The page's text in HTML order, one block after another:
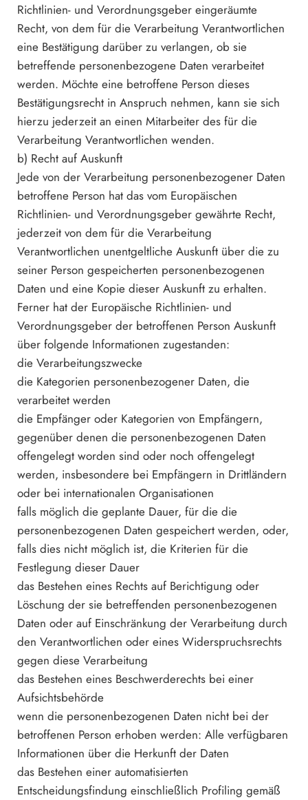
Richtlinien- und Verordnungsgeber eingeräumte
Recht, von dem für die Verarbeitung Verantwortlichen
eine Bestätigung darüber zu verlangen, ob sie
betreffende personenbezogene Daten verarbeitet
werden. Möchte eine betroffene Person dieses
Bestätigungsrecht in Anspruch nehmen, kann sie sich
hierzu jederzeit an einen Mitarbeiter des für die
Verarbeitung Verantwortlichen wenden.
b) Recht auf Auskunft
Jede von der Verarbeitung personenbezogener Daten
betroffene Person hat das vom Europäischen
Richtlinien- und Verordnungsgeber gewährte Recht,
jederzeit von dem für die Verarbeitung
Verantwortlichen unentgeltliche Auskunft über die zu
seiner Person gespeicherten personenbezogenen
Daten und eine Kopie dieser Auskunft zu erhalten.
Ferner hat der Europäische Richtlinien- und
Verordnungsgeber der betroffenen Person Auskunft
über folgende Informationen zugestanden:
die Verarbeitungszwecke
die Kategorien personenbezogener Daten, die
verarbeitet werden
die Empfänger oder Kategorien von Empfängern,
gegenüber denen die personenbezogenen Daten
offengelegt worden sind oder noch offengelegt
werden, insbesondere bei Empfängern in Drittländern
oder bei internationalen Organisationen
falls möglich die geplante Dauer, für die die
personenbezogenen Daten gespeichert werden, oder,
falls dies nicht möglich ist, die Kriterien für die
Festlegung dieser Dauer
das Bestehen eines Rechts auf Berichtigung oder
Löschung der sie betreffenden personenbezogenen
Daten oder auf Einschränkung der Verarbeitung durch
den Verantwortlichen oder eines Widerspruchsrechts
gegen diese Verarbeitung
das Bestehen eines Beschwerderechts bei einer
Aufsichtsbehörde
wenn die personenbezogenen Daten nicht bei der
betroffenen Person erhoben werden: Alle verfügbaren
Informationen über die Herkunft der Daten
das Bestehen einer automatisierten
Entscheidungsfindung einschließlich Profiling gemäß